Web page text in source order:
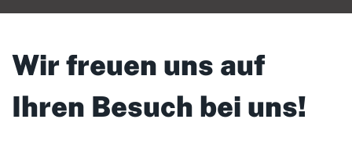
Wir freuen uns auf
Ihren Besuch bei uns!